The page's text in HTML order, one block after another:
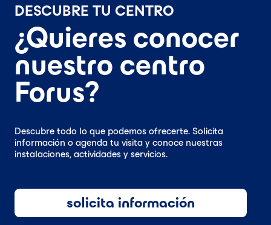
DESCUBRE TU CENTRO
¿Quieres conocer
nuestro centro
Forus?
Descubre todo lo que podemos ofrecerte. Solicita
información o agenda tu visita y conoce nuestras
instalaciones, actividades y servicios.
solicita información